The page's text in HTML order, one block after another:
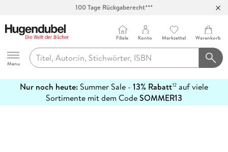
100 Tage Rückgaberecht***
Hugendubel
Menu
Filiale Konto Merkzettel Warenkorb
Nur noch heute: Summer Sale - 13% Rabatt12 auf viele
Sortimente mit dem CodeSOMMER13
erfahren